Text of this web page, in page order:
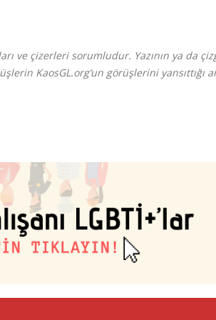
ve çizerleri sorumludur. Yazının ya da
KaosGL.org’un görüşlerini yansıttığı